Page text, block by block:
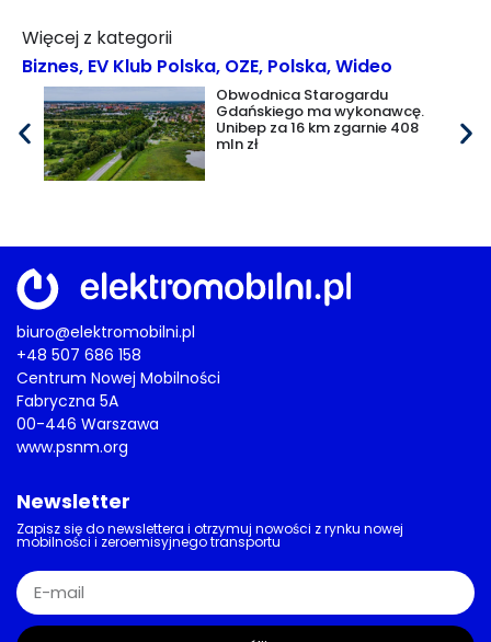
Więcej z kategorii
Biznes, EV Klub Polska, OZE, Polska,Wideo
Obwodnica Starogardu
Gdańskiego ma wykonawcę.
Unibep za 16 km zgarnie 408
mln zł
biuro@elektromobilni.pl
+48 507 686 158
Centrum Nowej Mobilności
Fabryczna 5A
00-446 Warszawa
www.psnm.org
Newsletter
Zapisz się do newslettera i otrzymuj nowości z rynku nowej
mobilności i zeroemisyjnego transportu